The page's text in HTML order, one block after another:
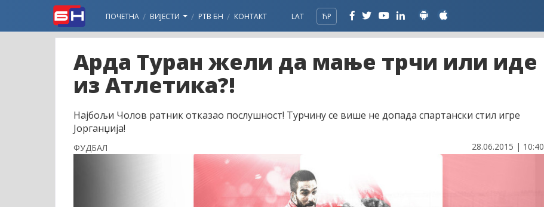
ПОЧЕТНА ВИЈЕСТИ РТВ БН КОНТАКТ LAT ЋР
Арда Туран жели да мање трчи или иде
из Атлетика?!
Најбољи Чолов ратник отказао послушност! Турчину се више не допада спартански стил игре
Јорганџија!
ФУДБАЛ 28.06.2015 | 10:40